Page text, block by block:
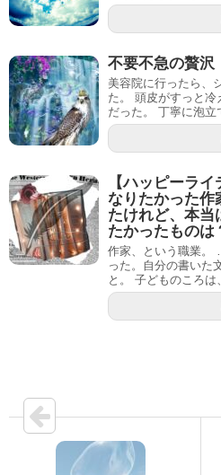
不要不急の贅沢
美容院に行ったら、
た。 頭皮がすっと冷
だった。 丁寧に泡立
【ハッピーラ
なりたかった作
たけれど、本当
たかったものは
作家、という職業。
った。自分の書いた
と。 子どものころは